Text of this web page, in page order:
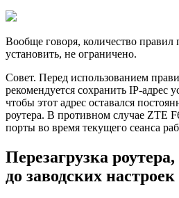
Вообще говоря, количество
установить, не ограничено.
Совет. Перед использованием
рекомендуется сохранить IP-адрес
чтобы этот адрес оставался
роутера. В противном случае ZTE
порты во время текущего сеанса
Перезагрузка
до заводских настроек